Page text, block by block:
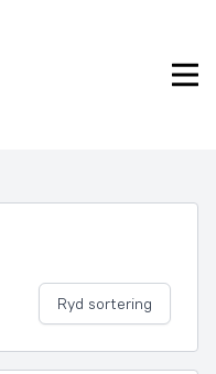
Ryd sortering